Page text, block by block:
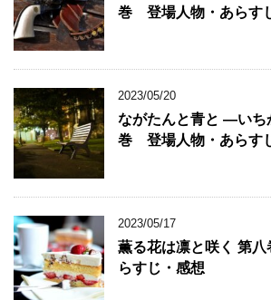
巻 登場人物・あらす
2023/05/20
ながたんと青と ―い
巻 登場人物・あらす
2023/05/17
薫る花は凛と咲く 第
らすじ・感想